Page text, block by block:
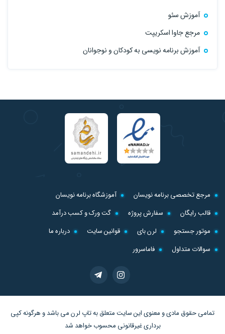
آموزش سئو
مرجع جاوا اسکریپت
آموزش برنامه نویسی به کودکان و نوجوانان
مرجع تخصصی برنامه نویسان
آموزشگاه برنامه نویسان
قالب رایگان
سفارش پروژه
گت ورک و کسب درآمد
موتور جستجو
لرن بای قوانین سایت
درباره ما
سوالات متداول
فاماسرور
تمامی حقوق مادی و معنوی این سایت متعلق بهتاپ لرنمی باشد و هرگونه کپی
برداری غیرقانونی محسوب خواهد شد